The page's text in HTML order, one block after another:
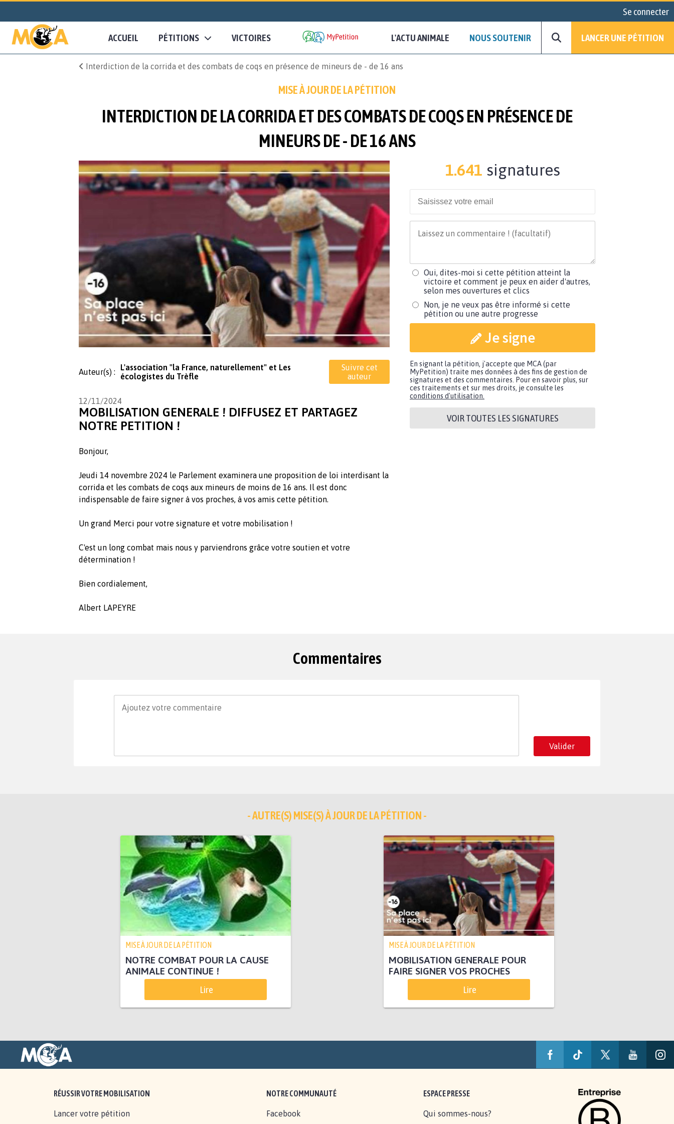
Se connecter
ACCUEIL PÉTITIONS VICTOIRES L'ACTU ANIMALE NOUS SOUTENIR LANCER UNE PÉTITION
Interdiction de la corrida et des combats de coqs en présence de mineurs de - de 16 ans
MISE À JOUR DE LA PÉTITION
INTERDICTION DE LA CORRIDA ET DES COMBATS DE COQS EN PRÉSENCE DE
MINEURS DE - DE 16 ANS
Auteur(s) :
L'association "la France, naturellement" et Les
écologistes du Trèfle
Suivre cet
auteur
12/11/2024
MOBILISATION GENERALE ! DIFFUSEZ ET PARTAGEZ
NOTRE PETITION !
Bonjour,
Jeudi 14 novembre 2024 le Parlement examinera une proposition de loi interdisant la
corrida et les combats de coqs aux mineurs de moins de 16 ans. Il est donc
indispensable de faire signer à vos proches, à vos amis cette pétition.
Un grand Merci pour votre signature et votre mobilisation !
C'est un long combat mais nous y parviendrons grâce votre soutien et votre
détermination !
Bien cordialement,
Albert LAPEYRE
1.641 signatures
Oui, dites-moi si cette pétition atteint la
victoire et comment je peux en aider d'autres,
selon mes ouvertures et clics
Non, je ne veux pas être informé si cette
pétition ou une autre progresse
Je signe
En signant la pétition, j'accepte que MCA (par
MyPetition) traite mes données à des fins de gestion de
signatures et des commentaires. Pour en savoir plus, sur
ces traitements et sur mes droits, je consulte les
conditions d'utilisation.
VOIR TOUTES LES SIGNATURES
Commentaires
Valider
- AUTRE(S) MISE(S) À JOUR DE LA PÉTITION -
MISE À JOUR DE LA PÉTITION
NOTRE COMBAT POUR LA CAUSE
ANIMALE CONTINUE !
Lire
MISE À JOUR DE LA PÉTITION
MOBILISATION GENERALE POUR
FAIRE SIGNER VOS PROCHES
Lire
RÉUSSIR VOTRE MOBILISATION
Lancer votre pétition
NOTRE COMMUNAUTÉ
Facebook
ESPACE PRESSE
Qui sommes-nous?